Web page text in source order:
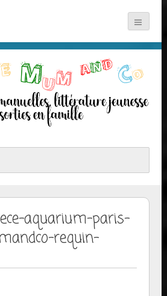
aquarium-paris-
requin-